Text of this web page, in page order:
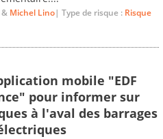
& Michel Lino| Type de risque : Risque
mobile "EDF
pour informer sur
à l'aval des barrages